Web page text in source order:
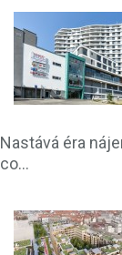
Nastává éra
co...